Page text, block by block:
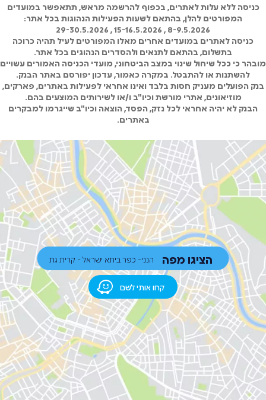
כניסה ללא עלות לאתרים, בכפוף להרשמה מראש, תתאפשר במועדים
המפורטים להלן, בהתאם לשעות הפעילות הנהוגות בכל אתר:
8-9.5.2026 , 15-16.5.2026 , 29-30.5.2026
כניסה לאתרים במועדים אחרים מאלו המפורטים לעיל תהיה כרוכה
בתשלום, בהתאם לתנאים ולהסדרים הנהוגים בכל אתר.
מובהר כי ככל שיחול שינוי במצב הביטחוני, מועדי הכניסה האמורים עשויים
להשתנות או להתבטל. במקרה כאמור, עדכון יפורסם באתר הבנק.
בנק הפועלים מעניק חסות בלבד ואינו אחראי לפעילות באתרים, פארקים,
מוזיאונים, אתרי מורשת וכיו"ב ו/או לשירותים המוצעים בהם.
הבנק לא יהיה אחראי לכל נזק, הפסד, הוצאה וכיו"ב שייגרמו למבקרים
באתרים.
קחו אותי לשם
הציגו מפה הנני- כפר ביתא ישראל - קרית גת